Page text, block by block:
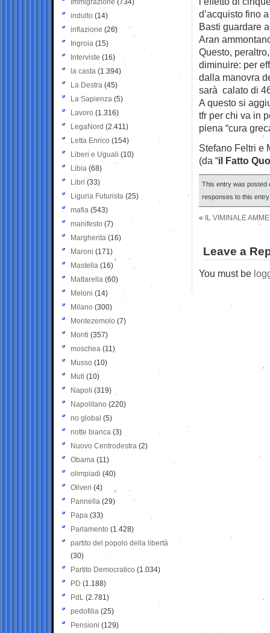
d’acquisto fino
Basti guardare
Aran
Questo,
diminuire: per
dalla manovra
sarà calato di
A questo si
tfr per chi va in
piena “cura
Stefano Feltri e
(da “il Fatto
This entry was posted
responses to this
« IL VIMINALE
Leave a
You must be
Immigrazione (734)
indulto (14)
inflazione (26)
Ingroia (15)
Interviste (16)
la casta (1.394)
La Destra (45)
La Sapienza (5)
Lavoro (1.316)
LegaNord (2.411)
Letta Enrico (154)
Liberi e Uguali (10)
Libia (68)
Libri (33)
Liguria Futurista (25)
mafia (543)
manifesto (7)
Margherita (16)
Maroni (171)
Mastella (16)
Mattarella (60)
Meloni (14)
Milano (300)
Montezemolo (7)
Monti (357)
moschea (11)
Musso (10)
Muti (10)
Napoli (319)
Napolitano (220)
no global (5)
notte bianca (3)
Nuovo Centrodestra (2)
Obama (11)
olimpiadi (40)
Oliveri (4)
Pannella (29)
Papa (33)
Parlamento (1.428)
partito del popolo della libertà
(30)
Partito Democratico (1.034)
PD (1.188)
PdL (2.781)
pedofilia (25)
Pensioni (129)